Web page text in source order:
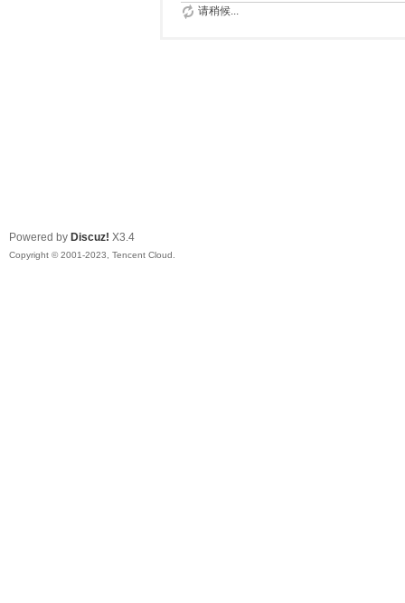
请稍候...
Powered by Discuz! X3.4
Copyright © 2001-2023, Tencent Cloud.